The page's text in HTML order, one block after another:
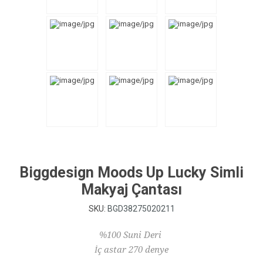
Biggdesign Moods Up Lucky Simli
Makyaj Çantası
SKU: BGD38275020211
%100 Suni Deri
İç astar 270 denye